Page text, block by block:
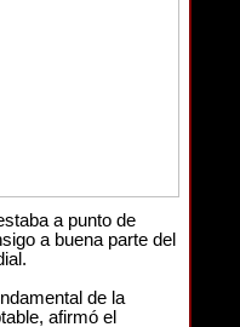
a punto de
a buena parte del
de la
afirmó el